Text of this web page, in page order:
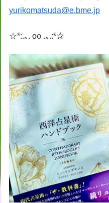
yurikomatsuda@e.bme.jp
☆*:.｡. oo .｡.:*☆